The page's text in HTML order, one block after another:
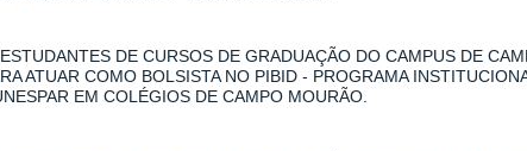
DE CURSOS DE GRADUAÇÃO DO CAMPUS DE
ATUAR COMO BOLSISTA NO PIBID - PROGRAMA
EM COLÉGIOS DE CAMPO MOURÃO.